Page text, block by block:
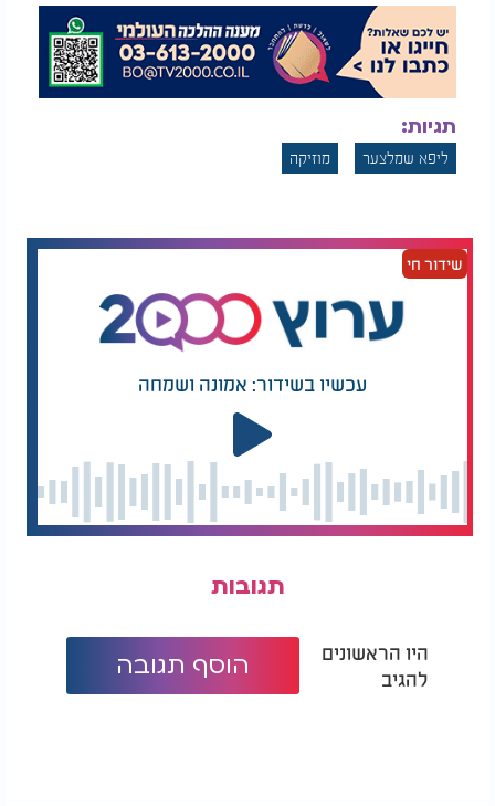
תגיות:
ליפא שמלצער מוזיקה
שידור חי
עכשיו בשידור: אמונה ושמחה
תגובות
היו הראשונים
להגיב
הוסף תגובה